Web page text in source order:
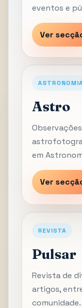
eventos e
Ver
Astro
em
Ver
REVISTA
Pulsar
Revista de
artigos,
comunidade.